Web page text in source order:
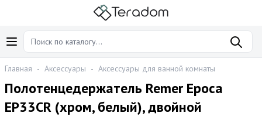
Главная - Аксессуары - Аксессуары для ванной комнаты
Полотенцедержатель Remer Epoca
EP33CR (хром, белый), двойной